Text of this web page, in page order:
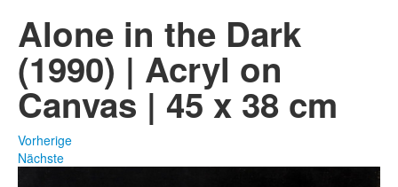
Events
Presse
Fotos
Texte
Alone in the Dark
(1990) | Acryl on
Canvas | 45 x 38 cm
Vorherige
Nächste